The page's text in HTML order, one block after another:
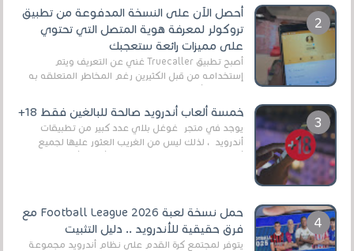
أحصل الآن على النسخة المدفوعة من تطبيق
تروكولر لمعرفة هوية المتصل التي تحتوي
على مميزات رائعة ستعجبك
أصبح تطبيق Truecaller غني عن التعريف ويتم
إستخدامه من قبل الكثيرين رغم المخاطر المتعلقه به
خمسة ألعاب أندرويد صالحة للبالغين فقط 18+
يوجد في متجر غوغل بلاي عدد كبير من تطبيقات
أندرويد ، لذلك ليس من الغريب العثور عليها لجميع
حمل نسخة لعبة Football League 2026 مع
فرق حقيقية للأندرويد .. دليل التثبيت
يتوفر لمجتمع كرة القدم على نظام أندرويد مجموعة